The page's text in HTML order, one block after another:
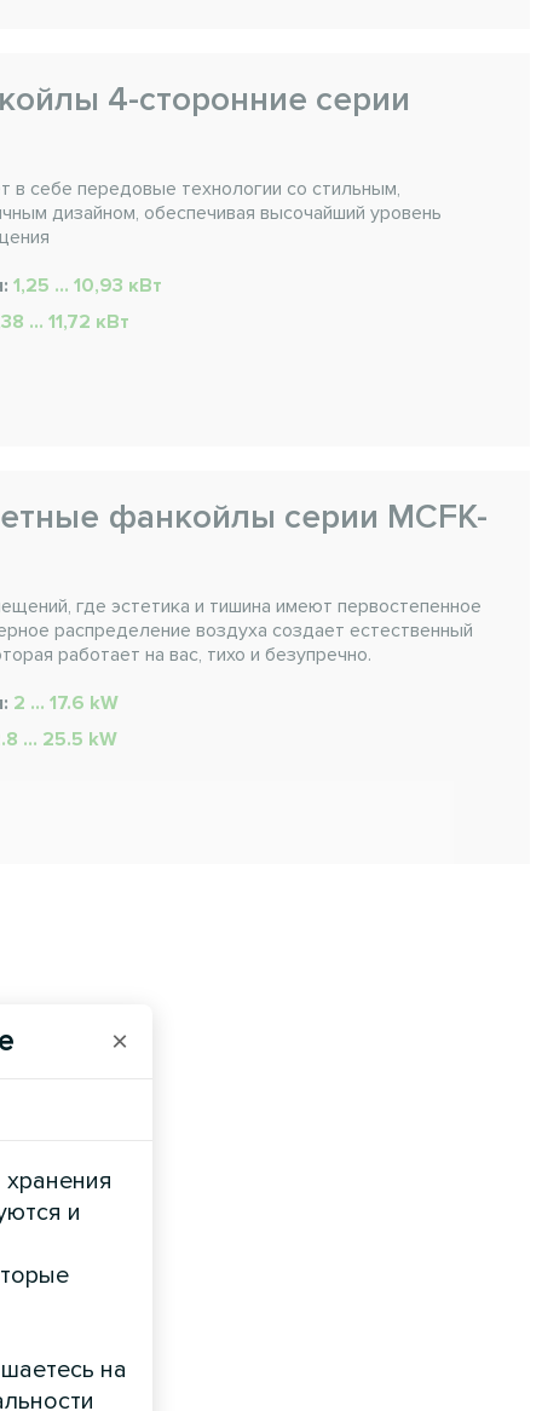
4-сторонние серии
в себе передовые технологии со стильным,
дизайном, обеспечивая высочайший уровень
1,25 … 10,93 кВт
… 11,72 кВт
фанкойлы серии MCFK-
где эстетика и тишина имеют первостепенное
распределение воздуха создает естественный
работает на вас, тихо и безупречно.
2 ... 17.6 kW
... 25.5 kW
×
и
на